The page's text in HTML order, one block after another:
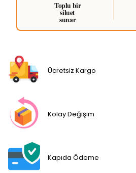
Toplu bir
siluet
sunar
Ücretsiz Kargo
Kolay Değişim
Kapıda Ödeme